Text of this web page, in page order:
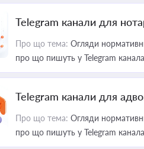
Telegram канали для
Про що тема: Огляди
про що пишуть у Telegram
Telegram канали для
Про що тема: Огляди
про що пишуть у Telegram